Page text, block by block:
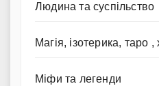
Людина та суспільство
Магія, ізотерика, таро ,
Міфи та легенди